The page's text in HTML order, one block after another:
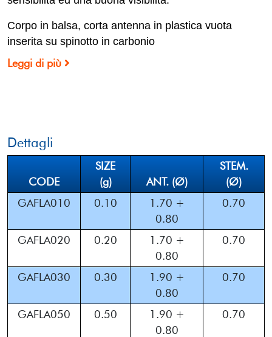
Corpo in balsa, corta antenna in plastica vuota
inserita su spinotto in carbonio
Leggi di più
Dettagli
CODE
SIZE
(g)
ANT. (Ø)
STEM.
(Ø)
GAFLA010
0.10
1.70 +
0.80
0.70
GAFLA020 0.20
1.70 +
0.80
0.70
GAFLA030 0.30
1.90 +
0.80
0.70
GAFLA050 0.50
1.90 +
0.80
0.70